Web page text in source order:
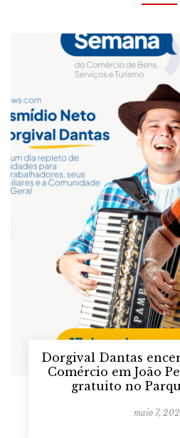
Dorgival Dantas
Comércio em João
gratuito no
maio 7,